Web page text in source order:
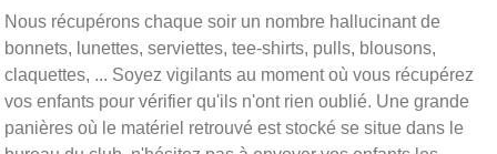
Nous récupérons chaque soir un nombre hallucinant de
bonnets, lunettes, serviettes, tee-shirts, pulls, blousons,
claquettes, ... Soyez vigilants au moment où vous récupérez
vos enfants pour vérifier qu'ils n'ont rien oublié. Une grande
panières où le matériel retrouvé est stocké se situe dans le